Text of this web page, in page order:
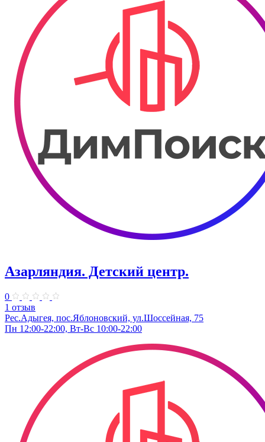
Азарляндия. ​Детский центр.
0
1 отзыв
Рес.Адыгея, пос.Яблоновский, ул.Шоссейная, 75
Пн 12:00-22:00, Вт-Вс 10:00-22:00